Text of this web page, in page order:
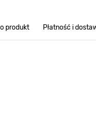
produkt Płatność i